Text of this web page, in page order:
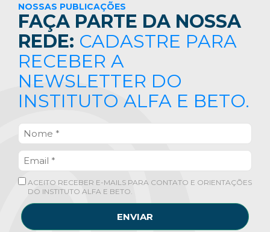
NOSSAS PUBLICAÇÕES
FAÇA PARTE DA NOSSA
REDE: CADASTRE PARA
RECEBER A
NEWSLETTER DO
INSTITUTO ALFA E BETO.
ACEITO RECEBER E-MAILS PARA CONTATO E ORIENTAÇÕES
DO INSTITUTO ALFA E BETO.
ENVIAR